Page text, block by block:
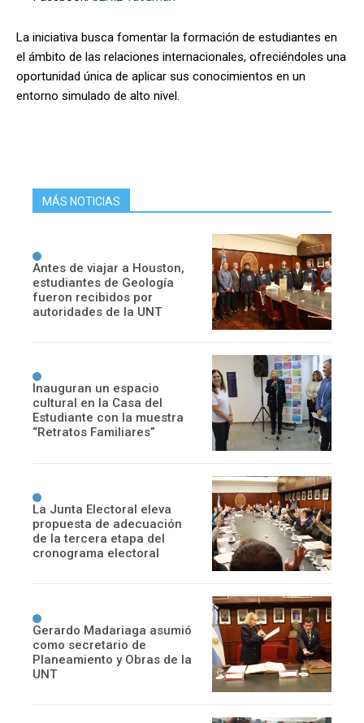
La iniciativa busca fomentar la formación de estudiantes en
el ámbito de las relaciones internacionales, ofreciéndoles una
oportunidad única de aplicar sus conocimientos en un
entorno simulado de alto nivel.
MÁS NOTICIAS
Antes de viajar a Houston,
estudiantes de Geología
fueron recibidos por
autoridades de la UNT
Inauguran un espacio
cultural en la Casa del
Estudiante con la muestra
“Retratos Familiares”
La Junta Electoral eleva
propuesta de adecuación
de la tercera etapa del
cronograma electoral
Gerardo Madariaga asumió
como secretario de
Planeamiento y Obras de la
UNT